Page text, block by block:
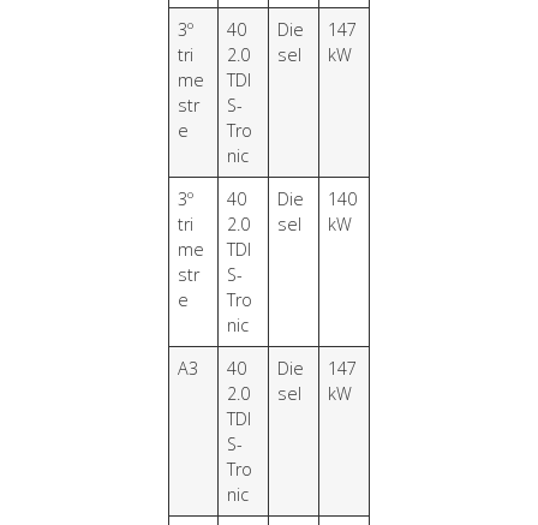
3º
tri
me
str
e
40
2.0
TDI
S-
Tro
nic
Die
sel
147
kW
3º
tri
me
str
e
40
2.0
TDI
S-
Tro
nic
Die
sel
140
kW
A3
40
2.0
TDI
S-
Tro
nic
Die
sel
147
kW